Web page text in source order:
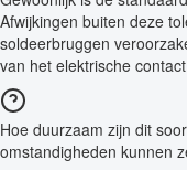
Afwijkingen buiten deze
soldeerbruggen
van het elektrische
Hoe duurzaam zijn dit
omstandigheden kunnen